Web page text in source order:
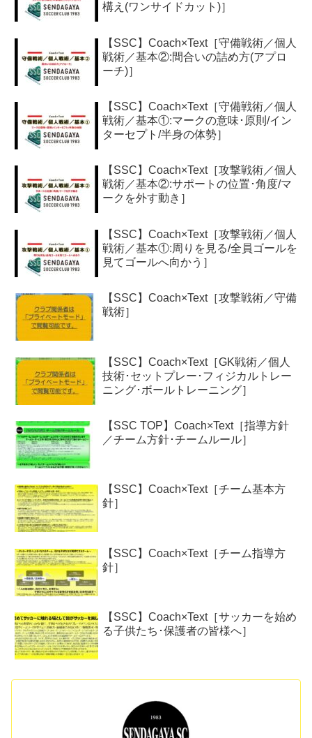
構え(ワンサイドカット)］
【SSC】Coach×Text［守備戦術／個人
戦術／基本②:間合いの詰め方(アプロ
ーチ)］
【SSC】Coach×Text［守備戦術／個人
戦術／基本①:マークの意味･原則/イン
ターセプト/半身の体勢］
【SSC】Coach×Text［攻撃戦術／個人
戦術／基本②:サポートの位置･角度/マ
ークを外す動き］
【SSC】Coach×Text［攻撃戦術／個人
戦術／基本①:周りを見る/全員ゴールを
見てゴールへ向かう］
【SSC】Coach×Text［攻撃戦術／守備
戦術］
【SSC】Coach×Text［GK戦術／個人
技術･セットプレー･フィジカルトレー
ニング･ボールトレーニング］
【SSC TOP】Coach×Text［指導方針
／チーム方針･チームルール］
【SSC】Coach×Text［チーム基本方
針］
【SSC】Coach×Text［チーム指導方
針］
【SSC】Coach×Text［サッカーを始め
る子供たち･保護者の皆様へ］